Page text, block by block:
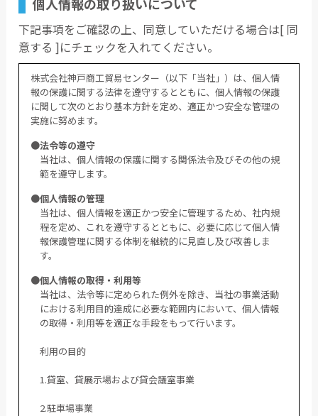
下記事項をご確認の上、同意していただける場合は[ 同
意する ]にチェックを入れてください。
株式会社神戸商工貿易センター（以下「当社」）は、個人情
報の保護に関する法律を遵守するとともに、個人情報の保護
に関して次のとおり基本方針を定め、適正かつ安全な管理の
実施に努めます。
●法令等の遵守
当社は、個人情報の保護に関する関係法令及びその他の規
範を遵守します。
●個人情報の管理
当社は、個人情報を適正かつ安全に管理するため、社内規
程を定め、これを遵守するとともに、必要に応じて個人情
報保護管理に関する体制を継続的に見直し及び改善しま
す。
●個人情報の取得・利用等
当社は、法令等に定められた例外を除き、当社の事業活動
における利用目的達成に必要な範囲内において、個人情報
の取得・利用等を適正な手段をもって行います。
利用の目的
1.貸室、貸展示場および貸会議室事業
2.駐車場事業